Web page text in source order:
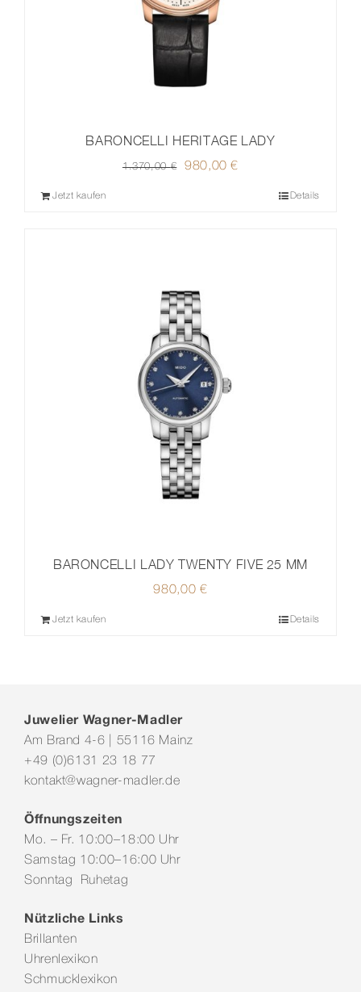
BARONCELLI HERITAGE LADY
1.370,00€
Ursprünglicher
980,00€
Jetzt kaufen Details
BARONCELLI LADY TWENTY FIVE 25 MM
980,00 €
Jetzt kaufen Details
Juwelier Wagner-Madler
Am Brand 4-6 | 55116 Mainz
+49 (0)6131 23 18 77
kontakt@wagner-madler.de
Öffnungszeiten
Mo. – Fr. 10:00–18:00 Uhr
Samstag 10:00–16:00 Uhr
Sonntag Ruhetag
Nützliche Links
Brillanten
Uhrenlexikon
Schmucklexikon